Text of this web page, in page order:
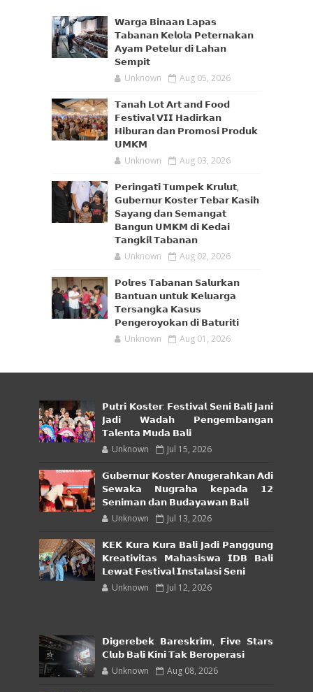
𝗪𝗮𝗿𝗴𝗮 𝗕𝗶𝗻𝗮𝗮𝗻 𝗟𝗮𝗽𝗮𝘀
𝗧𝗮𝗯𝗮𝗻𝗮𝗻 𝗞𝗲𝗹𝗼𝗹𝗮 𝗣𝗲𝘁𝗲𝗿𝗻𝗮𝗸𝗮𝗻
𝗔𝘆𝗮𝗺 𝗣𝗲𝘁𝗲𝗹𝘂𝗿 𝗱𝗶 𝗟𝗮𝗵𝗮𝗻
𝗦𝗲𝗺𝗽𝗶𝘁
Unknown Aug 05, 2026
𝗧𝗮𝗻𝗮𝗵 𝗟𝗼𝘁 𝗔𝗿𝘁 𝗮𝗻𝗱 𝗙𝗼𝗼𝗱
𝗙𝗲𝘀𝘁𝗶𝘃𝗮𝗹 𝗩𝗜𝗜 𝗛𝗮𝗱𝗶𝗿𝗸𝗮𝗻
𝗛𝗶𝗯𝘂𝗿𝗮𝗻 𝗱𝗮𝗻 𝗣𝗿𝗼𝗺𝗼𝘀𝗶 𝗣𝗿𝗼𝗱𝘂𝗸
𝗨𝗠𝗞𝗠
Unknown Aug 03, 2026
𝗣𝗲𝗿𝗶𝗻𝗴𝗮𝘁𝗶 𝗧𝘂𝗺𝗽𝗲𝗸 𝗞𝗿𝘂𝗹𝘂𝘁,
𝗚𝘂𝗯𝗲𝗿𝗻𝘂𝗿 𝗞𝗼𝘀𝘁𝗲𝗿 𝗧𝗲𝗯𝗮𝗿 𝗞𝗮𝘀𝗶𝗵
𝗦𝗮𝘆𝗮𝗻𝗴 𝗱𝗮𝗻 𝗦𝗲𝗺𝗮𝗻𝗴𝗮𝘁
𝗕𝗮𝗻𝗴𝘂𝗻 𝗨𝗠𝗞𝗠 𝗱𝗶 𝗞𝗲𝗱𝗮𝗶
𝗧𝗮𝗻𝗴𝗸𝗶𝗹 𝗧𝗮𝗯𝗮𝗻𝗮𝗻
Unknown Aug 02, 2026
𝗣𝗼𝗹𝗿𝗲𝘀 𝗧𝗮𝗯𝗮𝗻𝗮𝗻 𝗦𝗮𝗹𝘂𝗿𝗸𝗮𝗻
𝗕𝗮𝗻𝘁𝘂𝗮𝗻 𝘂𝗻𝘁𝘂𝗸 𝗞𝗲𝗹𝘂𝗮𝗿𝗴𝗮
𝗧𝗲𝗿𝘀𝗮𝗻𝗴𝗸𝗮 𝗞𝗮𝘀𝘂𝘀
𝗣𝗲𝗻𝗴𝗲𝗿𝗼𝘆𝗼𝗸𝗮𝗻 𝗱𝗶 𝗕𝗮𝘁𝘂𝗿𝗶𝘁𝗶
Unknown Aug 01, 2026
𝗣𝘂𝘁𝗿𝗶 𝗞𝗼𝘀𝘁𝗲𝗿: 𝗙𝗲𝘀𝘁𝗶𝘃𝗮𝗹 𝗦𝗲𝗻𝗶 𝗕𝗮𝗹𝗶 𝗝𝗮𝗻𝗶
𝗝𝗮𝗱𝗶 𝗪𝗮𝗱𝗮𝗵 𝗣𝗲𝗻𝗴𝗲𝗺𝗯𝗮𝗻𝗴𝗮𝗻
𝗧𝗮𝗹𝗲𝗻𝘁𝗮 𝗠𝘂𝗱𝗮 𝗕𝗮𝗹𝗶
Unknown Jul 15, 2026
𝗚𝘂𝗯𝗲𝗿𝗻𝘂𝗿 𝗞𝗼𝘀𝘁𝗲𝗿 𝗔𝗻𝘂𝗴𝗲𝗿𝗮𝗵𝗸𝗮𝗻 𝗔𝗱𝗶
𝗦𝗲𝘄𝗮𝗸𝗮 𝗡𝘂𝗴𝗿𝗮𝗵𝗮 𝗸𝗲𝗽𝗮𝗱𝗮 𝟭𝟮
𝗦𝗲𝗻𝗶𝗺𝗮𝗻 𝗱𝗮𝗻 𝗕𝘂𝗱𝗮𝘆𝗮𝘄𝗮𝗻 𝗕𝗮𝗹𝗶
Unknown Jul 13, 2026
𝗞𝗘𝗞 𝗞𝘂𝗿𝗮 𝗞𝘂𝗿𝗮 𝗕𝗮𝗹𝗶 𝗝𝗮𝗱𝗶 𝗣𝗮𝗻𝗴𝗴𝘂𝗻𝗴
𝗞𝗿𝗲𝗮𝘁𝗶𝘃𝗶𝘁𝗮𝘀 𝗠𝗮𝗵𝗮𝘀𝗶𝘀𝘄𝗮 𝗜𝗗𝗕 𝗕𝗮𝗹𝗶
𝗟𝗲𝘄𝗮𝘁 𝗙𝗲𝘀𝘁𝗶𝘃𝗮𝗹 𝗜𝗻𝘀𝘁𝗮𝗹𝗮𝘀𝗶 𝗦𝗲𝗻𝗶
Unknown Jul 12, 2026
𝗗𝗶𝗴𝗲𝗿𝗲𝗯𝗲𝗸 𝗕𝗮𝗿𝗲𝘀𝗸𝗿𝗶𝗺, 𝗙𝗶𝘃𝗲 𝗦𝘁𝗮𝗿𝘀
𝗖𝗹𝘂𝗯 𝗕𝗮𝗹𝗶 𝗞𝗶𝗻𝗶 𝗧𝗮𝗸 𝗕𝗲𝗿𝗼𝗽𝗲𝗿𝗮𝘀𝗶
Unknown Aug 08, 2026